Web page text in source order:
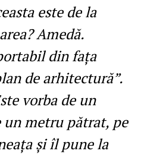
este de la
Amedă.
din faţa
de arhitectură”.
vorba de un
metru pătrat, pe
și îl pune la